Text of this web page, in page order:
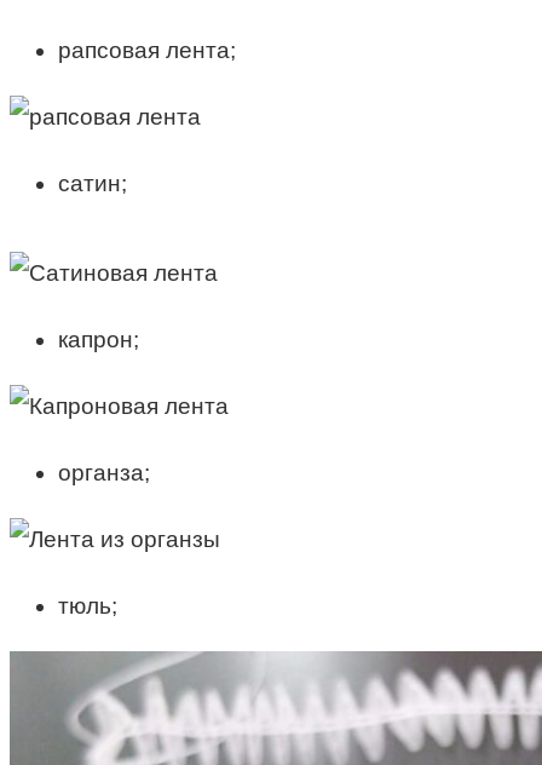
рапсовая лента;
сатин;
капрон;
органза;
тюль;